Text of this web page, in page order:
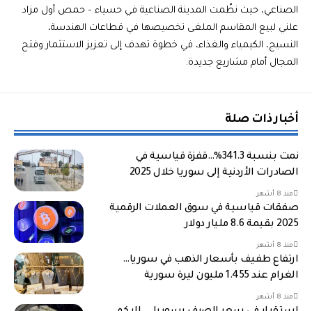
الصناعي، حيث نظّمت المدينة الصناعية في حسياء – حمص أول مزاد
علني لبيع المقاسم الملغى تخصيصها في قطاعات الهندسة،
النسيج، الكيمياء والغذاء، في خطوة تهدف إلى تعزيز الاستثمار وفتح
المجال أمام مشاريع جديدة.
أخبار ذات صلة
نمت بنسبة 341.3%…قفزة قياسية في
الصادرات الأردنية إلى سوريا خلال 2025
منذ 8 أشهر
صفقات قياسية في سوق العملات الرقمية
2025 بقيمة 8.6 مليار دولار
منذ 8 أشهر
ارتفاع طفيف بأسعار الذهب في سوريا…
الغرام عند 1.455 مليون ليرة سورية
منذ 8 أشهر